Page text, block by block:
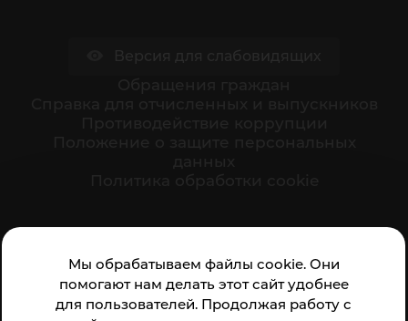
Мы обрабатываем файлы cookie. Они
помогают нам делать этот сайт удобнее
для пользователей. Продолжая работу с
организации: